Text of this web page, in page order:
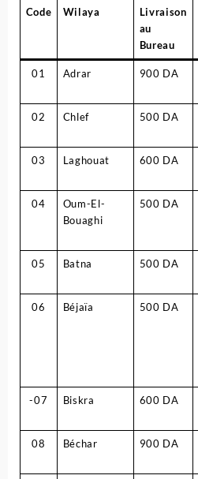
Code Wilaya
Livraison
au
Bureau
01 Adrar 900 DA
02 Chlef 500 DA
03 Laghouat 600 DA
04
Oum-El-
Bouaghi
500 DA
05 Batna 500 DA
06 Béjaïa 500 DA
-07 Biskra 600 DA
08 Béchar 900 DA